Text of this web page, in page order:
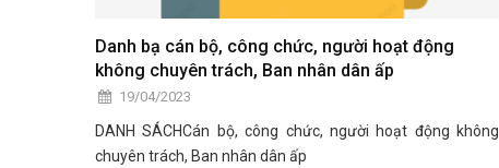
Danh bạ cán bộ, công chức, người hoạt động
không chuyên trách, Ban nhân dân ấp
19/04/2023
DANH SÁCHCán bộ, công chức, người hoạt động không
chuyên trách, Ban nhân dân ấp